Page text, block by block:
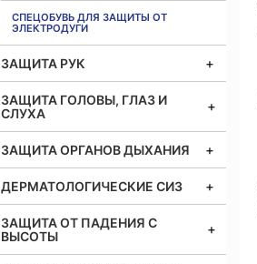
СПЕЦОБУВЬ ДЛЯ ЗАЩИТЫ ОТ
ЭЛЕКТРОДУГИ
ЗАЩИТА РУК
ЗАЩИТА ГОЛОВЫ, ГЛАЗ И
СЛУХА
ЗАЩИТА ОРГАНОВ ДЫХАНИЯ
ДЕРМАТОЛОГИЧЕСКИЕ СИЗ
ЗАЩИТА ОТ ПАДЕНИЯ С
ВЫСОТЫ